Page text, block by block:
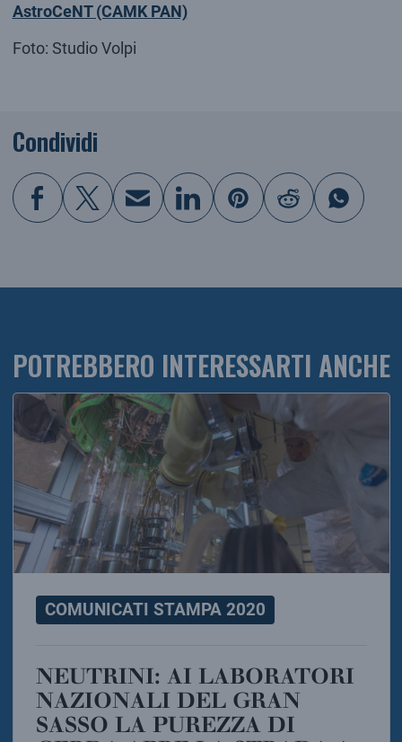
AstroCeNT (CAMK PAN)
Foto: Studio Volpi
Condividi
POTREBBERO INTERESSARTI ANCHE
COMUNICATI STAMPA 2020
NEUTRINI: AI LABORATORI
NAZIONALI DEL GRAN
SASSO LA PUREZZA DI